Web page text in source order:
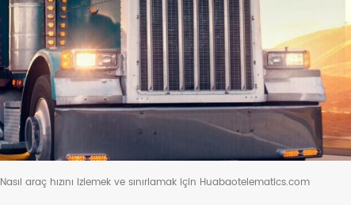
Nasıl araç hızını izlemek ve sınırlamak için Huabaotelematics.com